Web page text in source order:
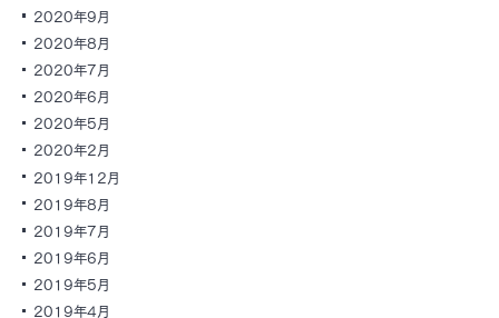
2020年9月
2020年8月
2020年7月
2020年6月
2020年5月
2020年2月
2019年12月
2019年8月
2019年7月
2019年6月
2019年5月
2019年4月